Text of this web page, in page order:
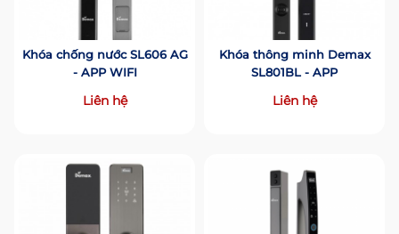
Khóa chống nước SL606 AG
- APP WIFI
Liên hệ
Khóa thông minh Demax
SL801BL - APP
Liên hệ